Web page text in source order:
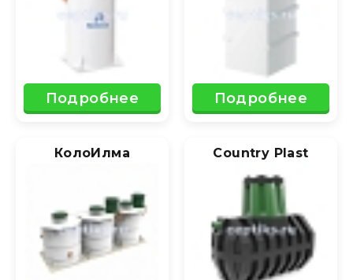
Подробнее Подробнее
КолоИлма Country Plast